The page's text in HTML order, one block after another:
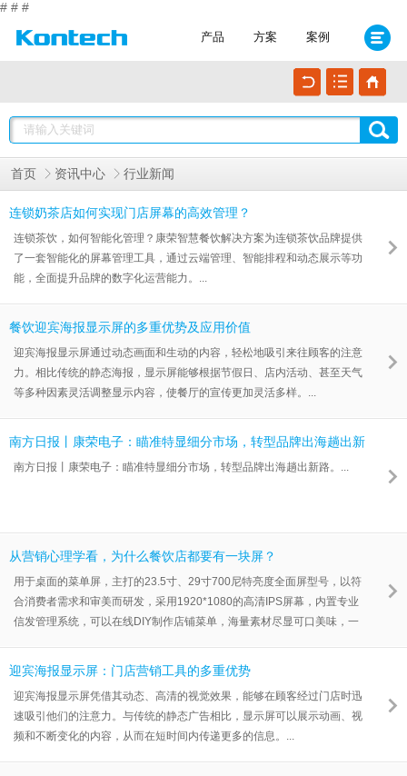
# # #
产品 方案 案例
首页 资讯中心 行业新闻
连锁奶茶店如何实现门店屏幕的高效管理？
连锁茶饮，如何智能化管理？康荣智慧餐饮解决方案为连锁茶饮品牌提供
了一套智能化的屏幕管理工具，通过云端管理、智能排程和动态展示等功
能，全面提升品牌的数字化运营能力。...
餐饮迎宾海报显示屏的多重优势及应用价值
迎宾海报显示屏通过动态画面和生动的内容，轻松地吸引来往顾客的注意
力。相比传统的静态海报，显示屏能够根据节假日、店内活动、甚至天气
等多种因素灵活调整显示内容，使餐厅的宣传更加灵活多样。...
南方日报丨康荣电子：瞄准特显细分市场，转型品牌出海趟出新
路
南方日报丨康荣电子：瞄准特显细分市场，转型品牌出海趟出新路。...
从营销心理学看，为什么餐饮店都要有一块屏？
用于桌面的菜单屏，主打的23.5寸、29寸700尼特亮度全面屏型号，以符
合消费者需求和审美而研发，采用1920*1080的高清IPS屏幕，内置专业
信发管理系统，可以在线DIY制作店铺菜单，海量素材尽显可口美味，一
迎宾海报显示屏：门店营销工具的多重优势
迎宾海报显示屏凭借其动态、高清的视觉效果，能够在顾客经过门店时迅
速吸引他们的注意力。与传统的静态广告相比，显示屏可以展示动画、视
频和不断变化的内容，从而在短时间内传递更多的信息。...